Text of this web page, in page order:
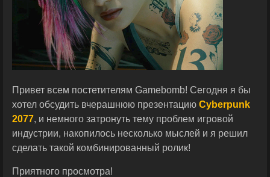
Привет всем постетителям Gamebomb! Сегодня я бы
хотел обсудить вчерашнюю презентацию Cyberpunk
2077, и немного затронуть тему проблем игровой
индустрии, накопилось несколько мыслей и я решил
сделать такой комбинированный ролик!
Приятного просмотра!